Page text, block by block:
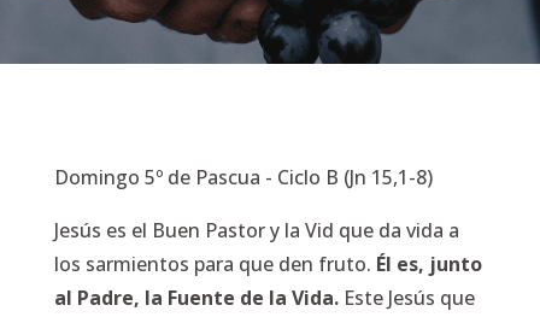
Domingo 5º de Pascua - Ciclo B (Jn 15,1-8)
Jesús es el Buen Pastor y la Vid que da vida a
los sarmientos para que den fruto. Él es, junto
al Padre, la Fuente de la Vida.Este Jesús que